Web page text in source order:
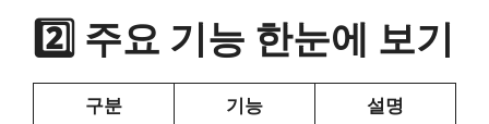
2️⃣ 주요 기능 한눈에 보기
구분 기능 설명